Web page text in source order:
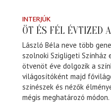
INTERJÚK
ÖT ÉS FÉL ÉVTIZED
László Béla neve több
szolnoki Szigligeti Színház
ötvenöt éve dolgozik a
világosítóként majd
színészek és nézők
mégis meghatározó módon.